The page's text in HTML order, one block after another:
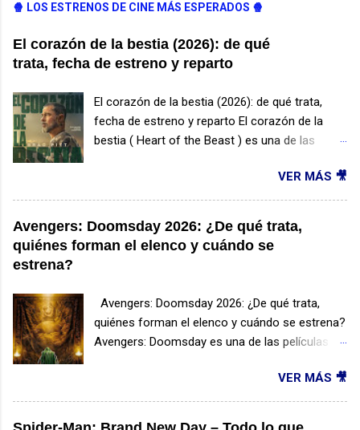
🍿 LOS ESTRENOS DE CINE MÁS ESPERADOS 🍿
El corazón de la bestia (2026): de qué
trata, fecha de estreno y reparto
El corazón de la bestia (2026): de qué trata,
fecha de estreno y reparto El corazón de la
bestia ( Heart of the Beast ) es una de las
2026. Protagonizada por Brad Pitt y dirigida por
David Ayer, esta producción promete combinar
acción, drama y una emotiva historia de
amistad entre un hombre y un perro en medio
de la naturaleza salvaje. ¿De qué trata El
Especiales que sobrevive a un accidente de
avioneta en una remota región de Alaska. Lejos
de cualquier ayuda y enfrentando temperaturas
extremas, deberá utilizar toda su experiencia
VER MÁS 🎥
Avengers: Doomsday 2026: ¿De qué trata,
quiénes forman el elenco y cuándo se
estrena?
Avengers: Doomsday 2026: ¿De qué trata,
quiénes forman el elenco y cuándo se estrena?
Avengers: Doomsday es una de las películas
acontecimientos más importantes del Universo
Cinematográfico de Marvel (UCM). La cinta
VER MÁS 🎥